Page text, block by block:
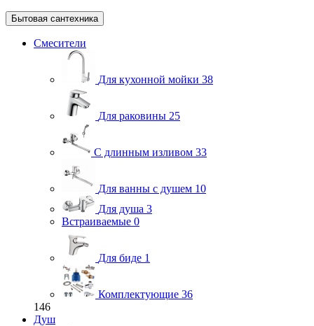
Бытовая сантехника
Смесители
Для кухонной мойки 38
Для раковины 25
С длинным изливом 33
Для ванны с душем 10
Для душа 3
Встраиваемые 0
Для биде 1
Комплектующие 36
146
Душ